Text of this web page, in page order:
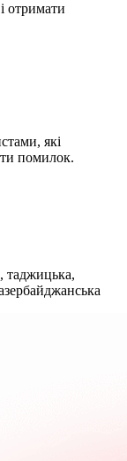
отримати
які
помилок.
таджицька,